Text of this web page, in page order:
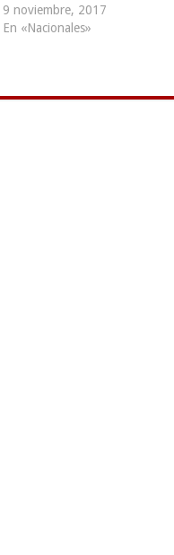
9 noviembre, 2017
En «Nacionales»